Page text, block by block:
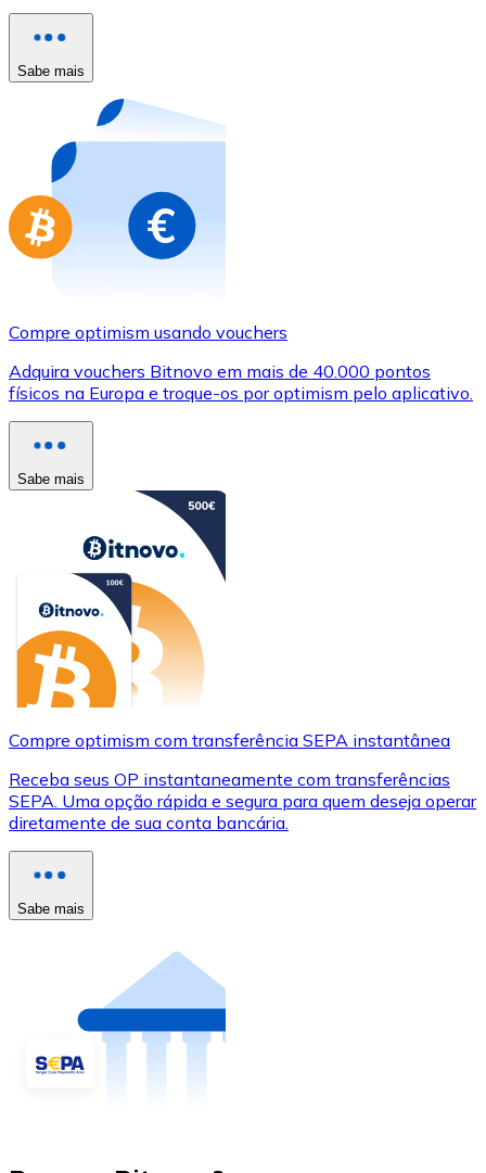
Comprar com cartão
Compre cartões-presente das suas marcas favoritas
Ir para a loja de cartões-presente
Sabe mais
Compre optimism usando vouchers
Adquira vouchers Bitnovo em mais de 40.000 pontos
físicos na Europa e troque-os por optimism pelo aplicativo.
Sabe mais
Compre optimism com transferência SEPA instantânea
Receba seus OP instantaneamente com transferências
SEPA. Uma opção rápida e segura para quem deseja operar
diretamente de sua conta bancária.
Sabe mais